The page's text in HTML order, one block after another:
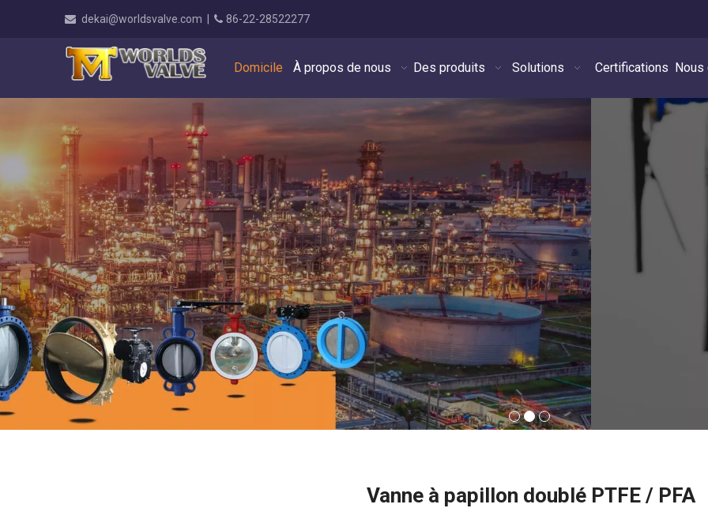
 dekai@worldsvalve.com  86-22-28522277
Domicile À propos de nous Des produits Solutions Certifications Nous
Vanne papillon PTFE de haute qualité
Vanne à papillon doublé PTFE / PFA